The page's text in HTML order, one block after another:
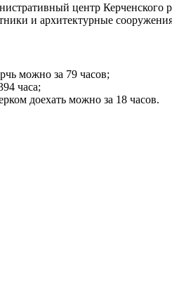
центр Керченского
и архитектурные
можно за 79 часов;
часа;
доехать можно за 18 часов.